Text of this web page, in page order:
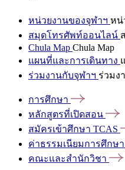
หน่วยงานของจุฬาฯ หน่
สมุดโทรศัพท์ออนไลน์
Chula Map Chula Map
แผนที่และการเดินทาง
ร่วมงานกับจุฬาฯ ร่วมง
การศึกษา
หลักสูตรที่เปิดสอน
สมัครเข้าศึกษา TCAS
ค่าธรรมเนียมการศึกษา
คณะและสำนักวิชา